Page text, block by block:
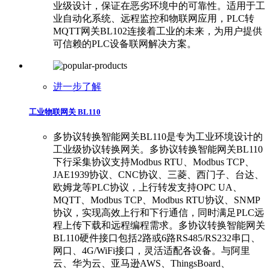
业级设计，保证在恶劣环境中的可靠性。适用于工
业自动化系统、远程监控和物联网应用，PLC转
MQTT网关BL102连接着工业的未来，为用户提供
可信赖的PLC设备联网解决方案。
进一步了解
工业物联网关 BL110
多协议转换智能网关BL110是专为工业环境设计的
工业级协议转换网关。多协议转换智能网关BL110
下行采集协议支持Modbus RTU、Modbus TCP、
JAE1939协议、CNC协议、三菱、西门子、台达、
欧姆龙等PLC协议，上行转发支持OPC UA、
MQTT、Modbus TCP、Modbus RTU协议、SNMP
协议，实现高效上行和下行通信，同时满足PLC远
程上传下载和远程编程需求。多协议转换智能网关
BL110硬件接口包括2路或6路RS485/RS232串口、
网口、4G/WiFi接口，灵活适配各设备。与阿里
云、华为云、亚马逊AWS、ThingsBoard、